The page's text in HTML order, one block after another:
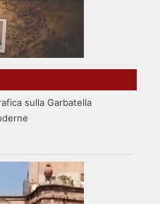
sulla Garbatella